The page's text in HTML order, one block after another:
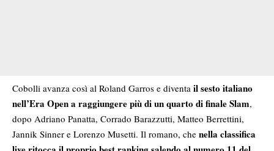
Cobolli avanza così al Roland Garros e diventa il sesto italiano
nell’Era Open a raggiungere più di un quarto di finale Slam,
dopo Adriano Panatta, Corrado Barazzutti, Matteo Berrettini,
Jannik Sinner e Lorenzo Musetti. Il romano, che nella classifica